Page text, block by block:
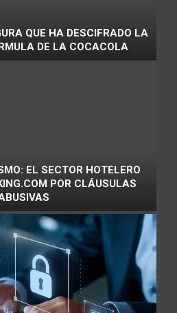
QUE HA DESCIFRADO LA
DE LA COCACOLA
EL SECTOR HOTELERO
POR CLÁUSULAS